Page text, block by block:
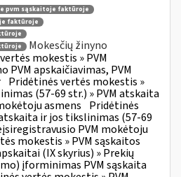
pvm sąskaitoje faktūroje
faktūroje
Mokesčių žinyno
mokestis » PVM
apskaičiavimas, PVM
Pridėtinės vertės mokestis »
(57-69 str.) » PVM atskaita
asmens Pridėtinės
ir jos tikslinimas (57-69
PVM mokėtoju
mokestis » PVM sąskaitos
(IX skyrius) » Prekių
įforminimas PVM sąskaita